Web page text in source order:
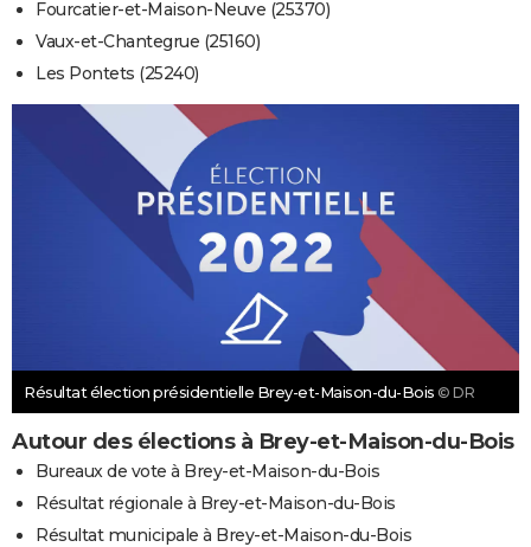
Fourcatier-et-Maison-Neuve (25370)
Vaux-et-Chantegrue (25160)
Les Pontets (25240)
Résultat élection présidentielle Brey-et-Maison-du-Bois © DR
Autour des élections à Brey-et-Maison-du-Bois
Bureaux de vote à Brey-et-Maison-du-Bois
Résultat régionale à Brey-et-Maison-du-Bois
Résultat municipale à Brey-et-Maison-du-Bois